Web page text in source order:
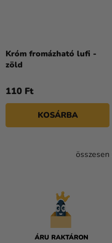
Króm fromázható lufi -
zöld
110 Ft
KOSÁRBA
összesen
ÁRU RAKTÁRON